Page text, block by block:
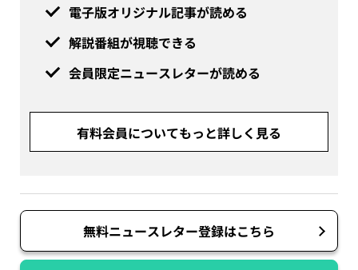
電子版オリジナル記事が読める
解説番組が視聴できる
会員限定ニュースレターが読める
有料会員についてもっと詳しく見る
無料ニュースレター登録はこちら